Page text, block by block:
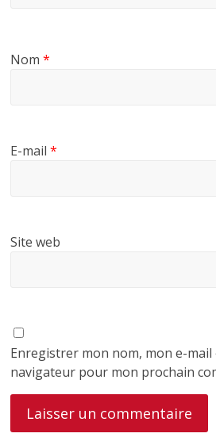
Nom*
E-mail*
Site web
Enregistrer mon nom, mon e-mail
navigateur pour mon prochain